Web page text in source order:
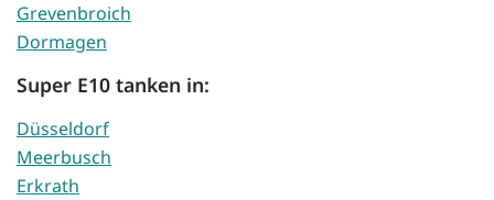
Grevenbroich
Dormagen
Super E10 tanken in:
Düsseldorf
Meerbusch
Erkrath